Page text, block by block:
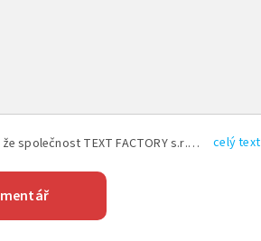
Vyplněním shora uvedených údajů beru na vědomí, že společnost TEXT FACTORY s.r.o., sídlem Brno, Durďákova 336/29, Černá Pole, PSČ: 613 00, IČ: 06157831, zapsané u Krajského soudu v Brně, oddíl C, vložka 100399, bude zpracovávat mé osobní údaje uvedené v rámci mnou vyplněného registračního formuláře na základě oprávněných zájmů TEXT FACTORY s.r.o. dle čl. 6 odst. 1 písm. f) GDPR a pro splnění právních povinností (čl. 6 odst. 1 písm. c) GDPR), a to pro tyto účely: nezbytnost zajistit oprávnění návštěvníka webových stránek provozovaných společností TEXT FACTORY s.r.o. přispívat aktivně ke zveřejněným článkům nebo v rámci diskusních fór a výkon práv TEXT FACTORY s.r.o. jako administrátora těchto diskusních fór. Více informací o zpracování osobních údajů a právech lze nalézt v celý text